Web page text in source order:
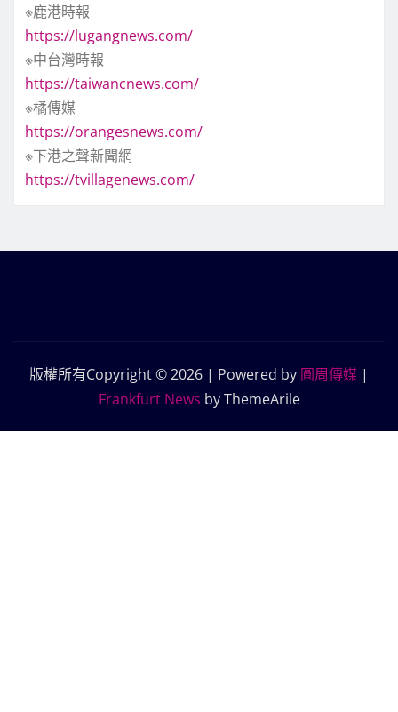
※鹿港時報
https://lugangnews.com/
※中台灣時報
https://taiwancnews.com/
※橘傳媒
https://orangesnews.com/
※下港之聲新聞網
https://tvillagenews.com/
版權所有Copyright © 2026 | Powered by 圓周傳媒 |
Frankfurt News by ThemeArile